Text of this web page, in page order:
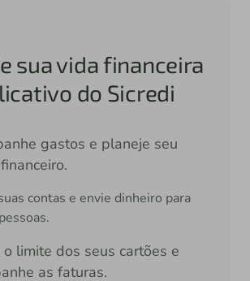
sua vida financeira
do Sicredi
gastos e planeje seu
contas e envie dinheiro para
limite dos seus cartões e
as faturas.